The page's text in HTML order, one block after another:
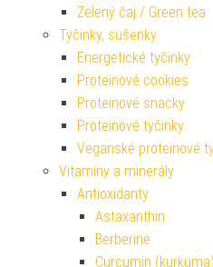
Zelený čaj / Green tea
Tyčinky, sušenky
Energetické tyčinky
Proteinové cookies
Proteinové snacky
Proteinové tyčinky
Veganské proteinové
Vitamíny a minerály
Antioxidanty
Astaxanthin
Berberine
Curcumin (kurkuma)